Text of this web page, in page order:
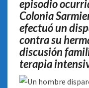
episodio
Colonia
efectuó un
contra su
discusión
terapia